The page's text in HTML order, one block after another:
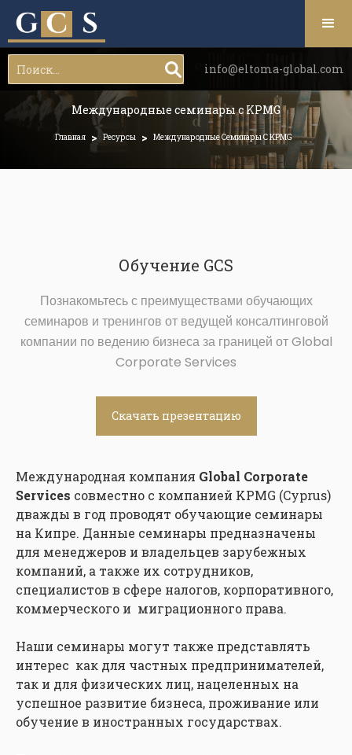
info@eltoma-global.com
Международные семинары с KPMG
Главная > Ресурсы > Международные Семинары С KPMG
Обучение GCS
Познакомьтесь с преимуществами обучающих
семинаров и тренингов от ведущей консалтинговой
компании по ведению бизнеса за границей от Global
Corporate Services
Скачать презентацию
Международная компания Global Corporate
Services совместно с компанией KPMG (Cyprus)
дважды в год проводят обучающие семинары
на Кипре. Данные семинары предназначены
для менеджеров и владельцев зарубежных
компаний, а также их сотрудников,
специалистов в сфере налогов, корпоративного,
коммерческого и миграционного права.
Наши семинары могут также представлять
интерес как для частных предпринимателей,
так и для физических лиц, нацеленных на
успешное развитие бизнеса, проживание или
обучение в иностранных государствах.